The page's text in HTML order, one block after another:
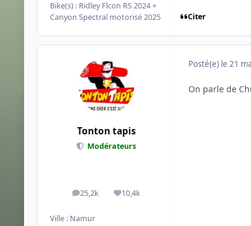
Bike(s) : Ridley Flcon RS 2024 +
Canyon Spectral motorisé 2025
Citer
Tonton tapis
Modérateurs
25,2k
messages 10,4k
Réputation
Ville : Namur
Posté(e) le 21
On parle de